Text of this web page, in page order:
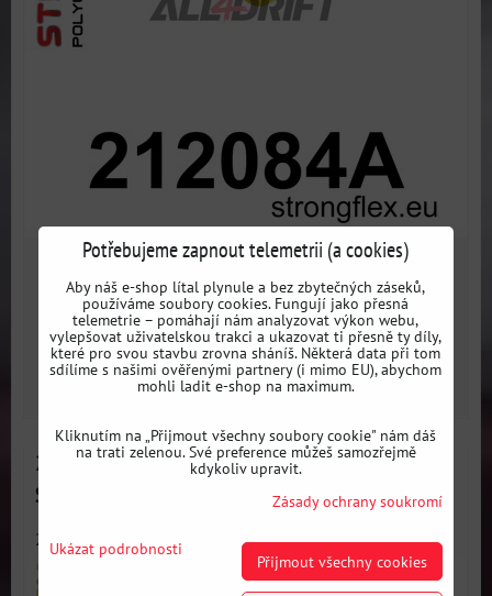
489 Kčs DPH
Dostupnost:3 dni
ZVOLTE VARIANTU
212083A: Vnitřní zadní silentblok zadního ramene
SPORT - Toyota E100 4WD
212083A: Zadní rameno - zadní - vnitřní silentblok SPORT -...
Potřebujeme zapnout telemetrii (a cookies)
Aby náš e-shop lítal plynule a bez zbytečných záseků,
používáme soubory cookies. Fungují jako přesná
telemetrie – pomáhají nám analyzovat výkon webu,
vylepšovat uživatelskou trakci a ukazovat ti přesně ty díly,
které pro svou stavbu zrovna sháníš. Některá data při tom
sdílíme s našimi ověřenými partnery (i mimo EU), abychom
mohli ladit e-shop na maximum.
Kliknutím na „Přijmout všechny soubory cookie" nám dáš
na trati zelenou. Své preference můžeš samozřejmě
kdykoliv upravit.
Zásady ochrany soukromí
Ukázat podrobnosti
Přijmout všechny cookies